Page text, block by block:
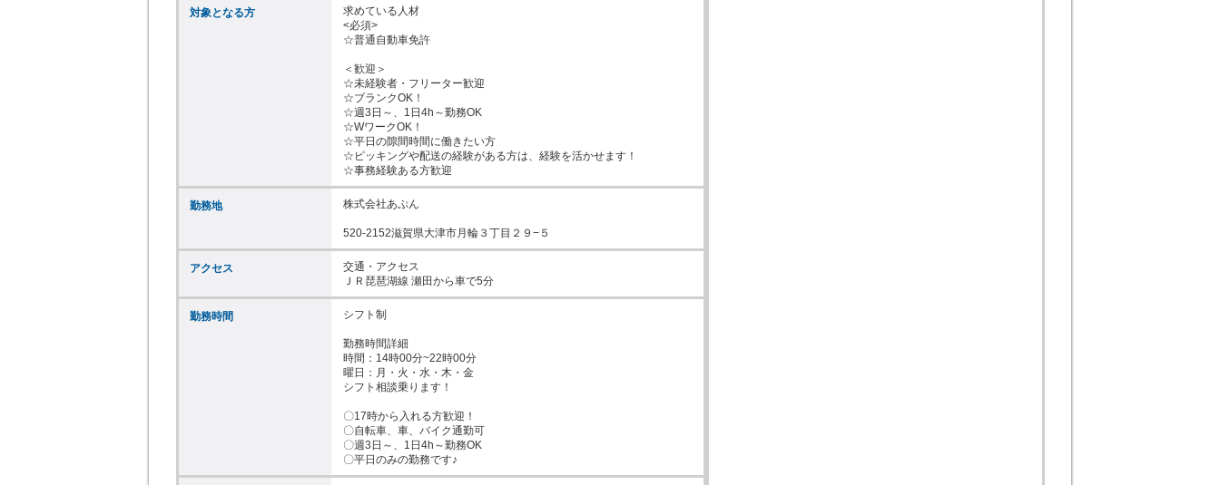
対象となる方
求めている人材
<必須>
☆普通自動車免許
＜歓迎＞
☆未経験者・フリーター歓迎
☆ブランクOK！
☆週3日～、1日4h～勤務OK
☆WワークOK！
☆平日の隙間時間に働きたい方
☆ピッキングや配送の経験がある方は、経験を活かせます！
☆事務経験ある方歓迎
勤務地 株式会社あぷん
520-2152滋賀県大津市月輪３丁目２９−５
アクセス
交通・アクセス
ＪＲ琵琶湖線 瀬田から車で5分
勤務時間 シフト制
勤務時間詳細
時間：14時00分~22時00分
曜日：月・火・水・木・金
シフト相談乗ります！
〇17時から入れる方歓迎！
〇自転車、車、バイク通勤可
〇週3日～、1日4h～勤務OK
〇平日のみの勤務です♪